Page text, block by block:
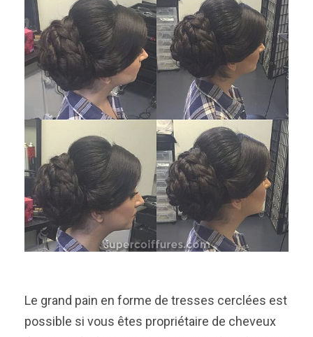
Le grand pain en forme de tresses cerclées est
possible si vous êtes propriétaire de cheveux